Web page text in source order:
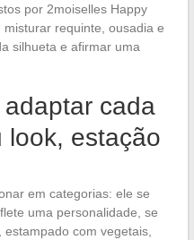
por 2moiselles Happy
requinte, ousadia e
silhueta e afirmar uma
cada
look, estação
em categorias: ele se
uma personalidade, se
com vegetais,